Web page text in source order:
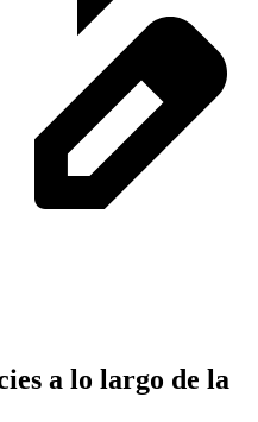
a lo largo de la